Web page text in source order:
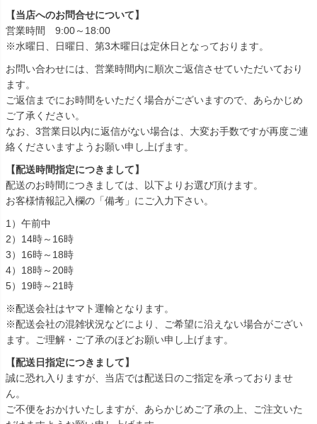
【当店へのお問合せについて】
営業時間 9:00～18:00
※水曜日、日曜日、第3木曜日は定休日となっております。
お問い合わせには、営業時間内に順次ご返信させていただいており
ます。
ご返信までにお時間をいただく場合がございますので、あらかじめ
ご了承ください。
なお、3営業日以内に返信がない場合は、大変お手数ですが再度ご連
絡くださいますようお願い申し上げます。
【配送時間指定につきまして】
配送のお時間につきましては、以下よりお選び頂けます。
お客様情報記入欄の「備考」にご入力下さい。
1）午前中
2）14時～16時
3）16時～18時
4）18時～20時
5）19時～21時
※配送会社はヤマト運輸となります。
※配送会社の混雑状況などにより、ご希望に沿えない場合がござい
ます。ご理解・ご了承のほどお願い申し上げます。
【配送日指定につきまして】
誠に恐れ入りますが、当店では配送日のご指定を承っておりませ
ん。
ご不便をおかけいたしますが、あらかじめご了承の上、ご注文いた